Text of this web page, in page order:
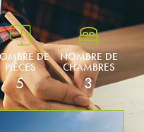
DE
PIÈCES
5
NOMBRE DE
CHAMBRES
3